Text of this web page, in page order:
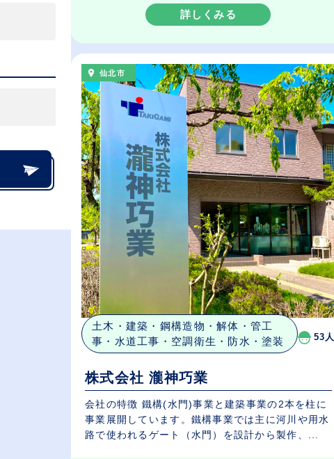
詳しくみる
仙北市
土木・建築・鋼構造物・解体・管工
事・水道工事・空調衛生・防水・塗装
53人
株式会社 瀧神巧業
会社の特徴 鐵構(水門)事業と建築事業の2本を柱に
事業展開しています。鐵構事業では主に河川や用水
路で使われるゲート（水門）を設計から製作、...